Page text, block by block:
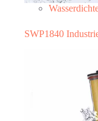
SWP1840